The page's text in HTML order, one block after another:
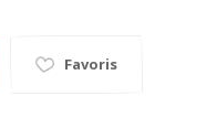
Favoris